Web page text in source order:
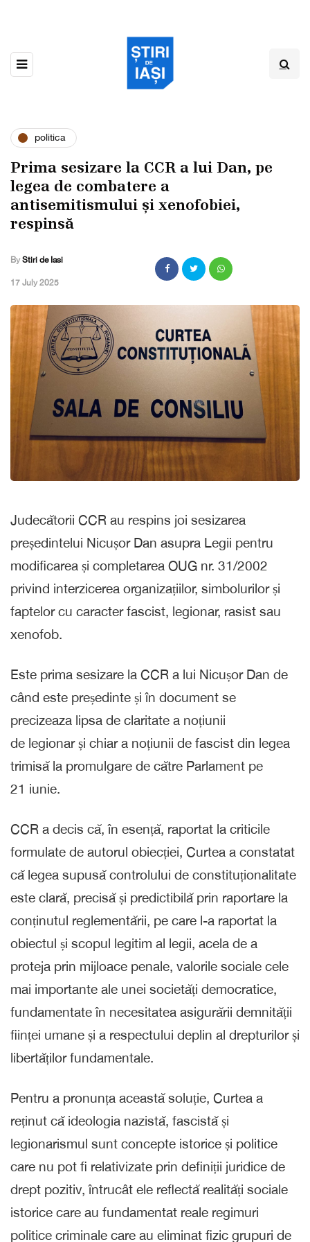
politica
Prima sesizare la CCR a lui Dan, pe
legea de combatere a
antisemitismului și xenofobiei,
respinsă
By Stiri de Iasi
,17 July 2025
Judecătorii CCR au respins joi sesizarea
președintelui Nicușor Dan asupra Legii pentru
modificarea și completarea OUG nr. 31/2002
privind interzicerea organizațiilor, simbolurilor și
faptelor cu caracter fascist, legionar, rasist sau
xenofob.
Este prima sesizare la CCR a lui Nicușor Dan de
când este președinte și în document se
precizeaza lipsa de claritate a noțiunii
de legionar și chiar a noțiunii de fascist din legea
trimisă la promulgare de către Parlament pe
21 iunie.
CCR a decis că, în esență, raportat la criticile
formulate de autorul obiecției, Curtea a constatat
că legea supusă controlului de constituționalitate
este clară, precisă și predictibilă prin raportare la
conținutul reglementării, pe care l-a raportat la
obiectul și scopul legitim al legii, acela de a
proteja prin mijloace penale, valorile sociale cele
mai importante ale unei societăți democratice,
fundamentate în necesitatea asigurării demnității
ființei umane și a respectului deplin al drepturilor și
libertăților fundamentale.
Pentru a pronunța această soluție, Curtea a
reținut că ideologia nazistă, fascistă și
legionarismul sunt concepte istorice și politice
care nu pot fi relativizate prin definiții juridice de
drept pozitiv, întrucât ele reflectă realități sociale
istorice care au fundamentat reale regimuri
politice criminale care au eliminat fizic grupuri de